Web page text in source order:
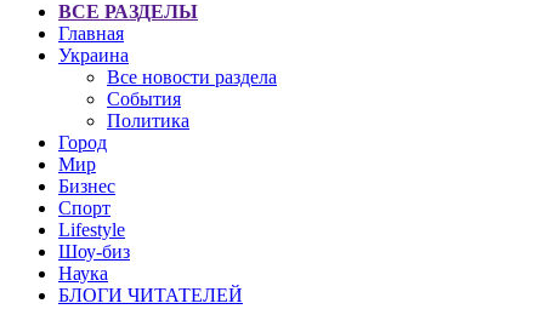
ВСЕ РАЗДЕЛЫ
Главная
Украина
Все новости раздела
События
Политика
Город
Мир
Бизнес
Спорт
Lifestyle
Шоу-биз
Наука
БЛОГИ ЧИТАТЕЛЕЙ